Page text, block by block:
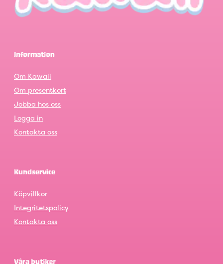
Information
Om Kawaii
Om presentkort
Jobba hos oss
Logga in
Kontakta oss
Kundservice
Köpvillkor
Integritetspolicy
Kontakta oss